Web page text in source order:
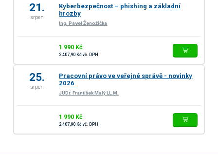
21.
srpen
Kyberbezpečnost – phishing a základní
hrozby
Ing. Pavel Ženožička
1 990 Kč
2 407,90 Kč vč. DPH
25.
srpen
Pracovní právo ve veřejné správě - novinky
2026
JUDr. František Malý LL.M.
1 990 Kč
2 407,90 Kč vč. DPH